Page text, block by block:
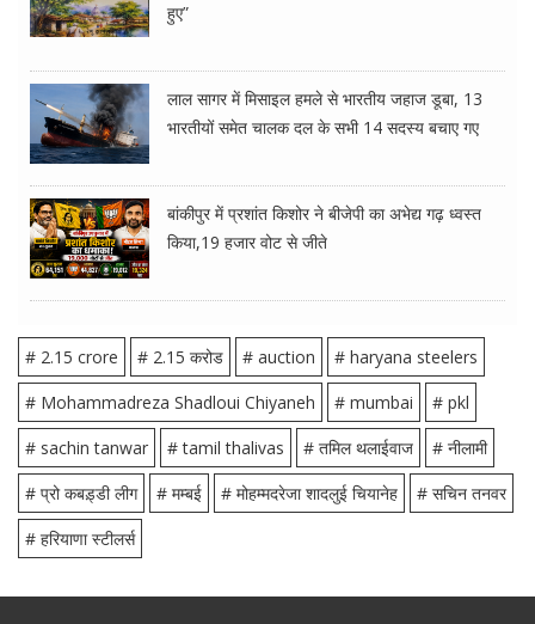
हुए”
लाल सागर में मिसाइल हमले से भारतीय जहाज डूबा, 13
भारतीयों समेत चालक दल के सभी 14 सदस्य बचाए गए
बांकीपुर में प्रशांत किशोर ने बीजेपी का अभेद्य गढ़ ध्वस्त
किया,19 हजार वोट से जीते
# 2.15 crore # 2.15 करोड # auction
# haryana steelers
# Mohammadreza Shadloui Chiyaneh
# mumbai
# pkl
# sachin tanwar
# tamil thalivas # तमिल थलाईवाज
# नीलामी
# प्रो कबड़्डी लीग
# मम्बई # मोहम्‍मदरेजा शादलुई चियानेह
# सचिन तनवर
# हरियाणा स्टीलर्स